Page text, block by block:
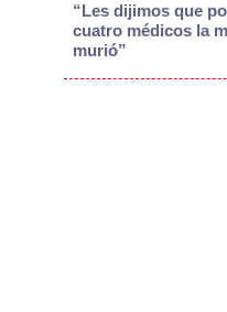
“Les dijimos que
cuatro médicos la
murió”